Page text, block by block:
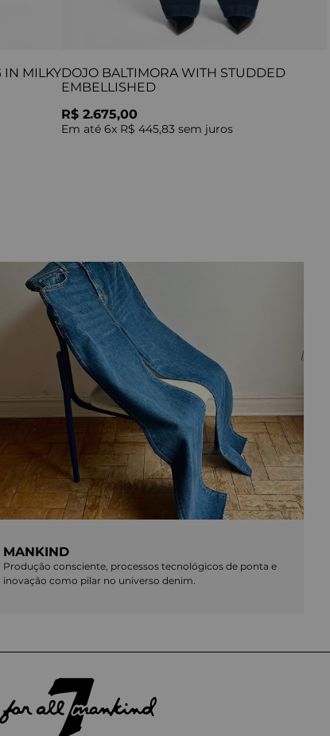
IN MILKYDOJO BALTIMORA WITH STUDDED
EMBELLISHED
R$ 2.675,00
Em até 6x R$ 445,83 sem juros
MANKIND
Produção consciente, processos tecnológicos de ponta e
inovação como pilar no universo denim.